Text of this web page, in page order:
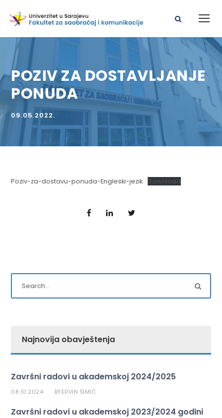
POZIV ZA DOSTAVLJANJE
PONUDA
09.05.2022.
Poziv-za-dostavu-ponuda-Engleski-jezik Download
Najnovija obavještenja
Završni radovi u akademskoj 2024/2025
08.10.2024. BYEDVIN ŠIMIĆ
Završni radovi u akademskoj 2023/2024 godini